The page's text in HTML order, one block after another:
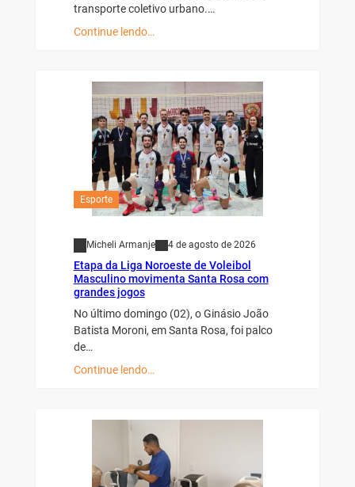
transporte coletivo urbano.…
Continue lendo…
Esporte
Micheli Armanje 4 de agosto de 2026
Etapa da Liga Noroeste de Voleibol
Masculino movimenta Santa Rosa com
grandes jogos
No último domingo (02), o Ginásio João
Batista Moroni, em Santa Rosa, foi palco
de…
Continue lendo…